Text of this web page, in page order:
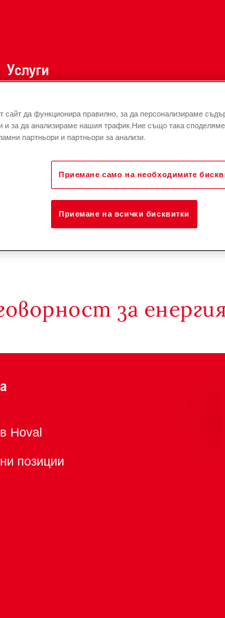
Услуги
за
Hoval
позиции
сайт да функционира правилно, за да персонализираме
и за да анализираме нашия трафик.Ние също така
партньори и партньори за анализи.
Приемане само на необходимите
Приемане на всички бисквитки